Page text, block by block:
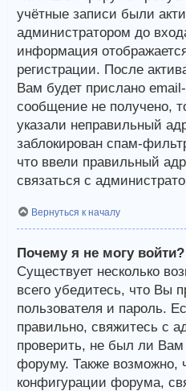
учётные записи были
администратором до
информация
регистрации. После
Вам будет прислано
сообщение не получено,
указали неправильный
заблокирован спам-
что ввели правильный
связаться с
Вернуться к началу
Почему я не могу войти?
Существует несколько
всего убедитесь, что Вы
пользователя и пароль.
правильно, свяжитесь с
проверить, не был ли Вам
форуму. Также возможно,
конфигурации форума,